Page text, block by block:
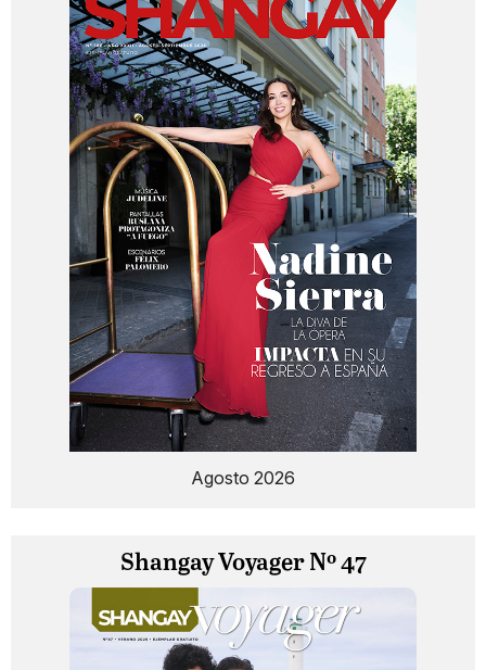
Agosto 2026
Shangay Voyager Nº 47